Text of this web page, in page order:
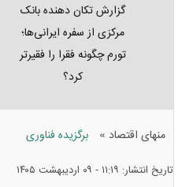
گزارش تکان‌ دهنده بانک
مرکزی از سفره ایرانی‌ها؛
تورم چگونه فقرا را فقیرتر
کرد؟
منهای اقتصاد » برگزیده فناوری
تاریخ انتشار: ۱۱:۱۹ - ۰۹ ارديبهشت ۱۴۰۵